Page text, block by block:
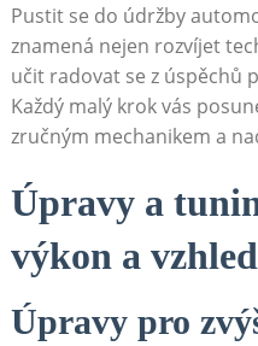
Pustit se do údržby
znamená nejen rozvíjet
učit radovat se z úspěchů
Každý malý krok vás
zručným mechanikem a
Úpravy a
výkon a
Úpravy pro